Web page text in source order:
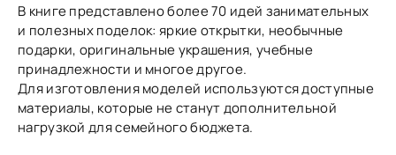
В книге представлено более 70 идей занимательных
и полезных поделок: яркие открытки, необычные
подарки, оригинальные украшения, учебные
принадлежности и многое другое.
Для изготовления моделей используются доступные
материалы, которые не станут дополнительной
нагрузкой для семейного бюджета.